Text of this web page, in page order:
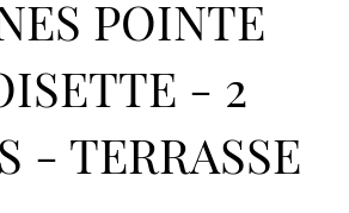
POINTE
- 2
- TERRASSE